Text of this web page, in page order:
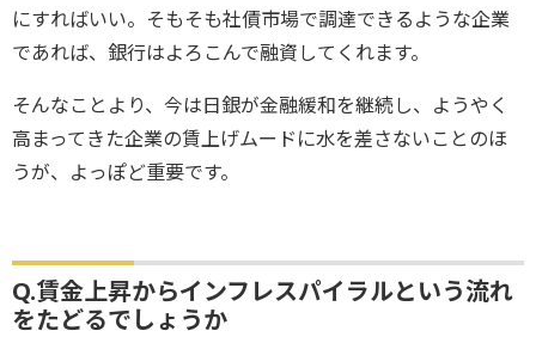
にすればいい。そもそも社債市場で調達できるような企業
であれば、銀行はよろこんで融資してくれます。
そんなことより、今は日銀が金融緩和を継続し、ようやく
高まってきた企業の賃上げムードに水を差さないことのほ
うが、よっぽど重要です。
Q.賃金上昇からインフレスパイラルという流れ
をたどるでしょうか